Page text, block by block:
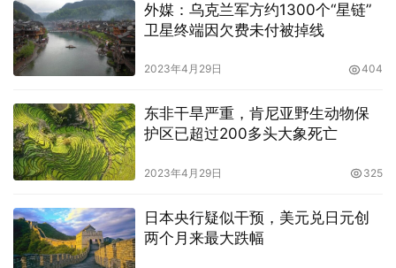
外媒：乌克兰军方约1300个“星链”
卫星终端因欠费未付被掉线
2023年4月29日 404
东非干旱严重，肯尼亚野生动物保
护区已超过200多头大象死亡
2023年4月29日 325
日本央行疑似干预，美元兑日元创
两个月来最大跌幅